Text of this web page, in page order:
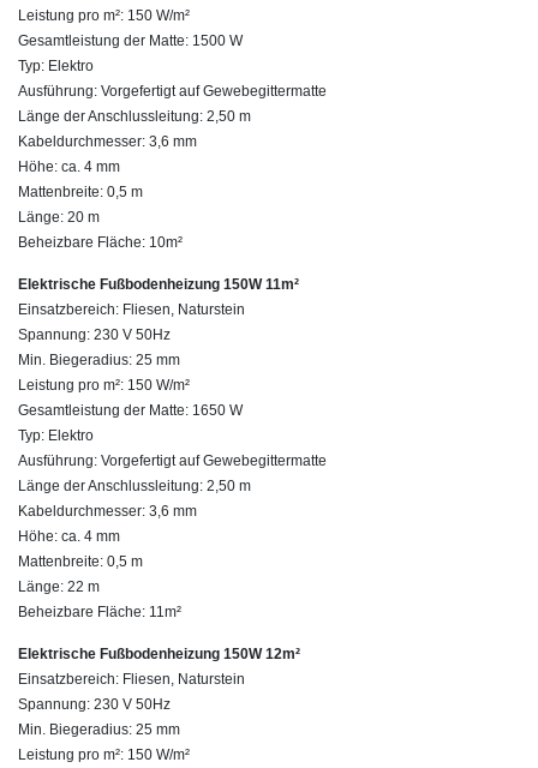
Leistung pro m²: 150 W/m²
Gesamtleistung der Matte: 1500 W
Typ: Elektro
Ausführung: Vorgefertigt auf Gewebegittermatte
Länge der Anschlussleitung: 2,50 m
Kabeldurchmesser: 3,6 mm
Höhe: ca. 4 mm
Mattenbreite: 0,5 m
Länge: 20 m
Beheizbare Fläche: 10m²
Elektrische Fußbodenheizung 150W 11m²
Einsatzbereich: Fliesen, Naturstein
Spannung: 230 V 50Hz
Min. Biegeradius: 25 mm
Leistung pro m²: 150 W/m²
Gesamtleistung der Matte: 1650 W
Typ: Elektro
Ausführung: Vorgefertigt auf Gewebegittermatte
Länge der Anschlussleitung: 2,50 m
Kabeldurchmesser: 3,6 mm
Höhe: ca. 4 mm
Mattenbreite: 0,5 m
Länge: 22 m
Beheizbare Fläche: 11m²
Elektrische Fußbodenheizung 150W 12m²
Einsatzbereich: Fliesen, Naturstein
Spannung: 230 V 50Hz
Min. Biegeradius: 25 mm
Leistung pro m²: 150 W/m²